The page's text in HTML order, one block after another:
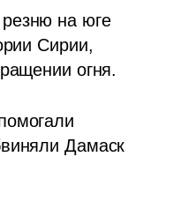
на юге
Сирии,
огня.
Дамаск